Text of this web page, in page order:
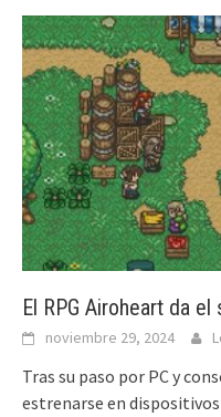
El RPG Airoheart da
noviembre 29, 2024
Tras su paso por PC y
estrenarse en dispositivos